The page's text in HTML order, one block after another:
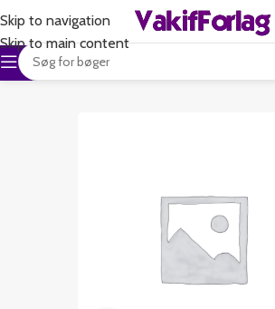
Skip to navigation
Skip to main content